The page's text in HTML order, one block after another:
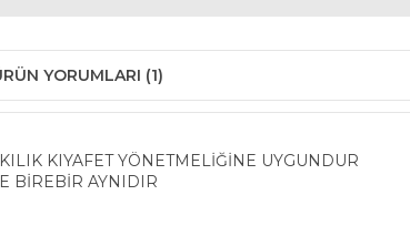
YORUMLARI (1)
KIYAFET YÖNETMELİĞİNE UYGUNDUR
BİREBİR AYNIDIR